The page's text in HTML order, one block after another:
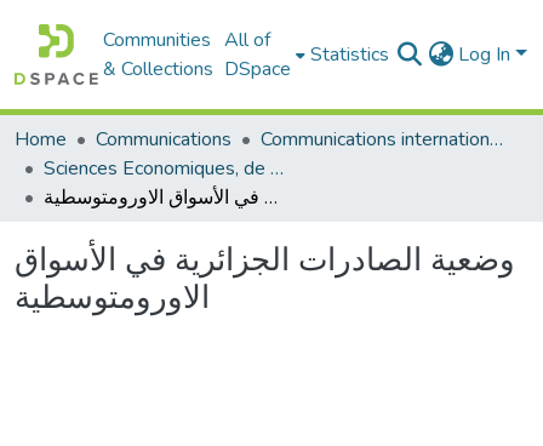
Communities
& Collections
All of
DSpace
Statistics Log In
Home Communications
Communications internationales (مداخلات دولية)
Sciences Economiques, de Gestion et Commerciales - العلوم الإقتصادية و التجارية و علوم التسيير
وضعية الصادرات الجزائرية في الأسواق الاورومتوسطية
وضعية الصادرات الجزائرية في الأسواق
الاورومتوسطية